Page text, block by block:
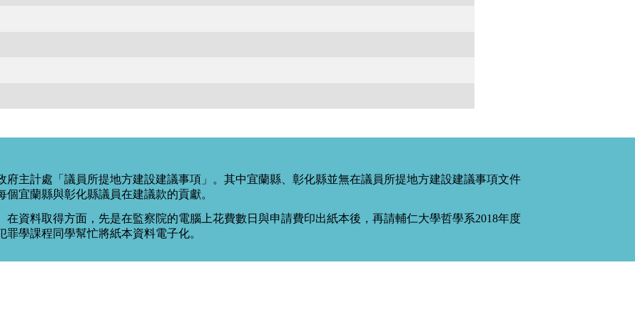
府主計處「議員所提地方建設建議事項」。其中宜蘭縣、彰化縣並無在議員所提地方建設建議事項文件
宜蘭縣與彰化縣議員在建議款的貢獻。
資料取得方面，先是在監察院的電腦上花費數日與申請費印出紙本後，再請輔仁大學哲學系2018年度
學課程同學幫忙將紙本資料電子化。